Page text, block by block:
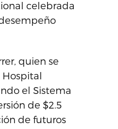
celebrada
quien se
el Sistema
de $2.5
de futuros